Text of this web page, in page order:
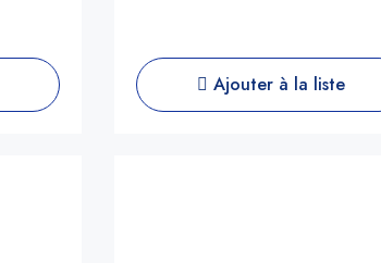
Ajouter à la liste